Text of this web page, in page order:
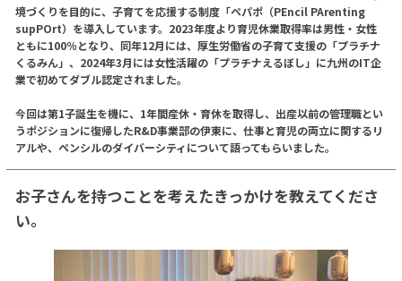
境づくりを目的に、子育てを応援する制度「ペパポ（PEncil PArenting
supPOrt）を導入しています。2023年度より育児休業取得率は男性・女性
ともに100％となり、同年12月には、厚生労働省の子育て支援の「プラチナ
くるみん」、2024年3月には女性活躍の「プラチナえるぼし」に九州のIT企
業で初めてダブル認定されました。
今回は第1子誕生を機に、1年間産休・育休を取得し、出産以前の管理職とい
うポジションに復帰したR&D事業部の伊東に、仕事と育児の両立に関するリ
アルや、ペンシルのダイバーシティについて語ってもらいました。
お子さんを持つことを考えたきっかけを教えてくださ
い。